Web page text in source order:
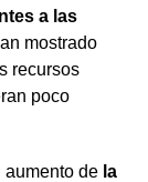
a las
mostrado
recursos
poco
aumento de la